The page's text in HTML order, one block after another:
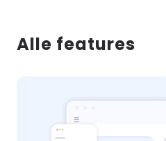
Alle features